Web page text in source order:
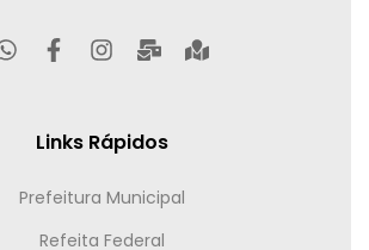
Links Rápidos
Prefeitura Municipal
Refeita Federal